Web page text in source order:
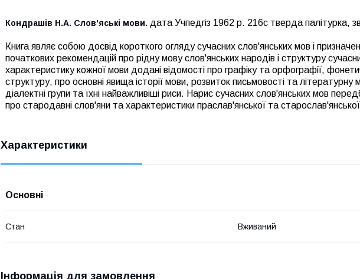
Кондрашів Н.А. Слов'яські мови. дата Учпедгіз 1962 р. 216с тверда палітурка,
Книга являє собою досвід короткого огляду сучасних слов'янських мов і
початкових рекомендацій про рідну мову слов'янських народів і структуру
характеристику кожної мови додані відомості про графіку та орфографії,
структуру, про основні явища історії мови, розвиток письмовості та літературну
діалектні групи та їхні найважливіші риси. Нарис сучасних слов'янських мов
про стародавні слов'яни та характеристики праслав'янської та
Характеристики
Основні
Стан Вживаний
Інформація для замовлення